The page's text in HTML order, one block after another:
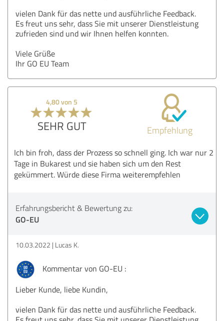
vielen Dank für das nette und ausführliche Feedback.
Es freut uns sehr, dass Sie mit unserer Dienstleistung
zufrieden sind und wir Ihnen helfen konnten.
Viele Grüße
Ihr GO EU Team
4,80 von 5
SEHR GUT Empfehlung
Ich bin froh, dass der Prozess so schnell ging. Ich war nur 2
Tage in Bukarest und sie haben sich um den Rest
gekümmert. Würde diese Firma weiterempfehlen
Erfahrungsbericht & Bewertung zu:
GO-EU
10.03.2022 Lucas K.
Kommentar von GO-EU :
Lieber Kunde, liebe Kundin,
vielen Dank für das nette und ausführliche Feedback.